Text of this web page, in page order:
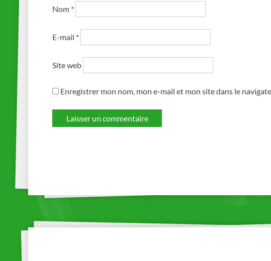
Nom *
E-mail *
Site web
Enregistrer mon nom, mon e-mail et mon site dans le